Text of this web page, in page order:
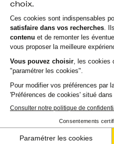
Pack de 2 toners HP
EXPÉDITION : 6 À 15 JOURS